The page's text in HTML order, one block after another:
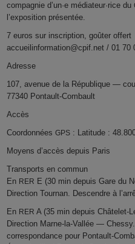
compagnie d’un·e médiateur·rice du
l’exposition présentée.
7 euros sur inscription, goûter offert
accueilinformation@cpif.net / 01 70
Adresse
107, avenue de la République —
77340 Pontault-Combault
Accès
Coordonnées GPS : Latitude :
Moyens d’accès depuis Paris
Transports en commun
En RER E (30 min depuis Gare du
Direction Tournan. Descendre à
En RER A (35 min depuis Châtelet-
Direction Marne-la-Vallée —
correspondance pour Pontault-